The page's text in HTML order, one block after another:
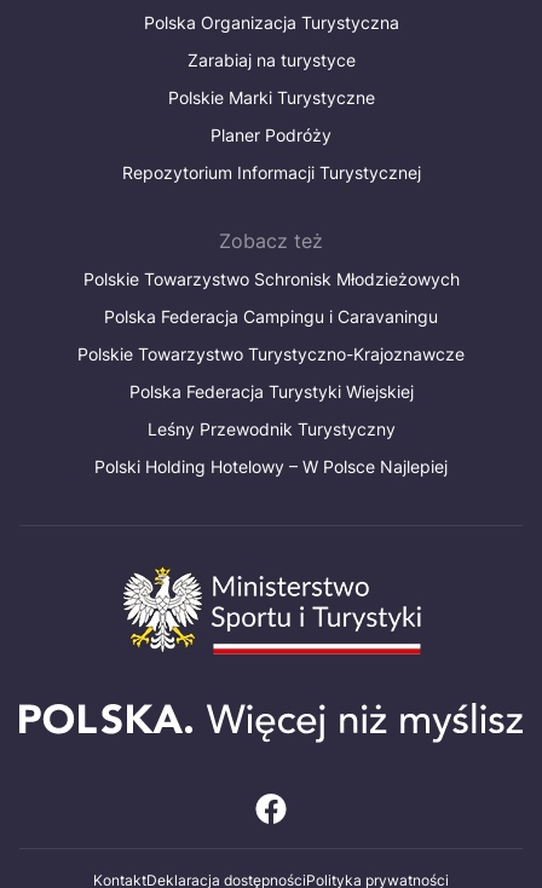
Polska Organizacja Turystyczna
Zarabiaj na turystyce
Polskie Marki Turystyczne
Planer Podróży
Repozytorium Informacji Turystycznej
Zobacz też
Polskie Towarzystwo Schronisk Młodzieżowych
Polska Federacja Campingu i Caravaningu
Polskie Towarzystwo Turystyczno-Krajoznawcze
Polska Federacja Turystyki Wiejskiej
Leśny Przewodnik Turystyczny
Polski Holding Hotelowy – W Polsce Najlepiej
KontaktDeklaracja dostępnościPolityka prywatności